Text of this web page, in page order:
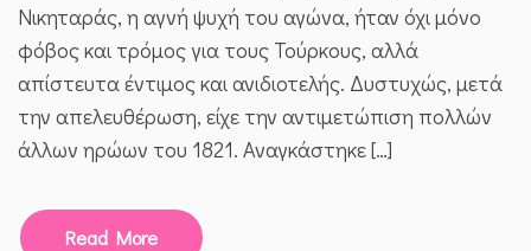
Νικηταράς, η αγνή ψυχή του αγώνα, ήταν όχι μόνο
φόβος και τρόμος για τους Τούρκους, αλλά
απίστευτα έντιμος και ανιδιοτελής. Δυστυχώς, μετά
την απελευθέρωση, είχε την αντιμετώπιση πολλών
άλλων ηρώων του 1821. Αναγκάστηκε […]
Read More